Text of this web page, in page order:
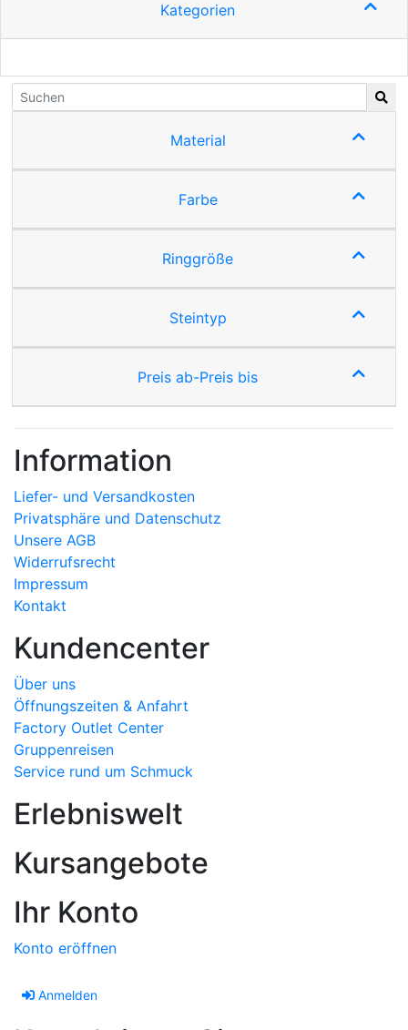
Kategorien
Material
Farbe
Ringgröße
Steintyp
Preis ab-Preis bis
Information
Liefer- und Versandkosten
Privatsphäre und Datenschutz
Unsere AGB
Widerrufsrecht
Impressum
Kontakt
Kundencenter
Über uns
Öffnungszeiten & Anfahrt
Factory Outlet Center
Gruppenreisen
Service rund um Schmuck
Erlebniswelt
Kursangebote
Ihr Konto
Konto eröffnen
Anmelden